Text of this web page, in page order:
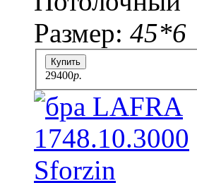
Размер: 45*6
Купить
29400p.